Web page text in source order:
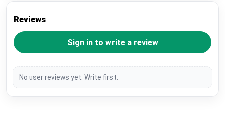
Reviews
Sign in to write a review
No user reviews yet. Write first.